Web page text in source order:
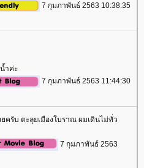
7 กุมภาพันธ์ 2563 10:38:35
ำค่ะ
7 กุมภาพันธ์ 2563 11:44:30
ครับ ตะลุยเมืองโบราณ ผมเดินไม่ทั่ว
7 กุมภาพันธ์ 2563